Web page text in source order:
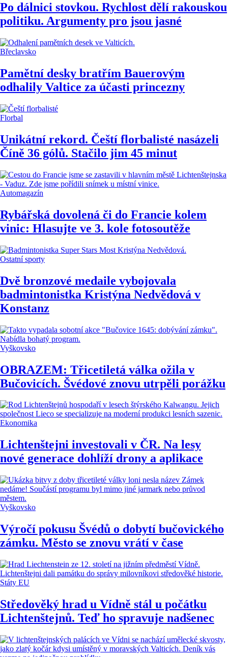
Po dálnici stovkou. Rychlost dělí rakouskou
politiku. Argumenty pro jsou jasné
Břeclavsko
Pamětní desky bratřím Bauerovým
odhalily Valtice za účasti princezny
Florbal
Unikátní rekord. Čeští florbalisté nasázeli
Číně 36 gólů. Stačilo jim 45 minut
Automagazín
Rybářská dovolená či do Francie kolem
vinic: Hlasujte ve 3. kole fotosoutěže
Ostatní sporty
Dvě bronzové medaile vybojovala
badmintonistka Kristýna Nedvědová v
Konstanz
Vyškovsko
OBRAZEM: Třicetiletá válka ožila v
Bučovicích. Švédové znovu utrpěli porážku
Ekonomika
Lichtenštejni investovali v ČR. Na lesy
nové generace dohlíží drony a aplikace
Vyškovsko
Výročí pokusu Švédů o dobytí bučovického
zámku. Město se znovu vrátí v čase
Státy EU
Středověký hrad u Vídně stál u počátku
Lichtenštejnů. Teď ho spravuje nadšenec